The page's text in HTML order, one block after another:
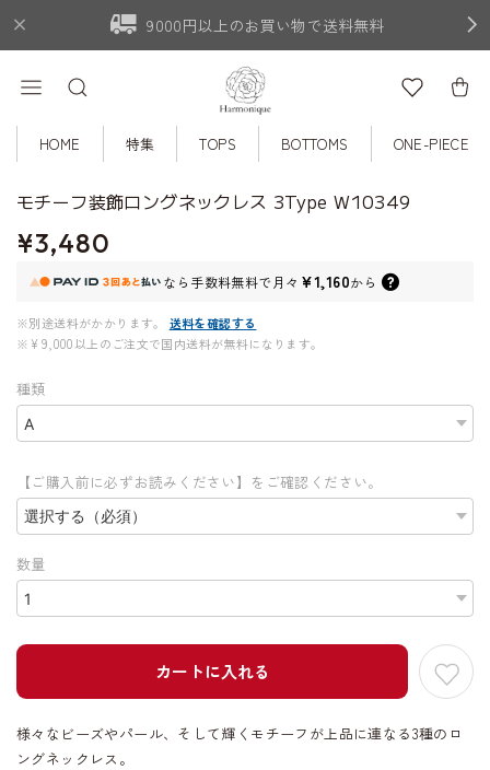
9000円以上のお買い物で送料無料
HOME 特集 TOPS BOTTOMS ONE-PIECE
モチーフ装飾ロングネックレス 3Type W10349
¥3,480
なら 手数料無料で月々 ¥1,160から
※別途送料がかかります。
送料を確認する
※¥9,000以上のご注文で国内送料が無料になります。
種類
【ご購入前に必ずお読みください】をご確認ください。
数量
カートに入れる
様々なビーズやパール、そして輝くモチーフが上品に連なる3種のロ
ングネックレス。